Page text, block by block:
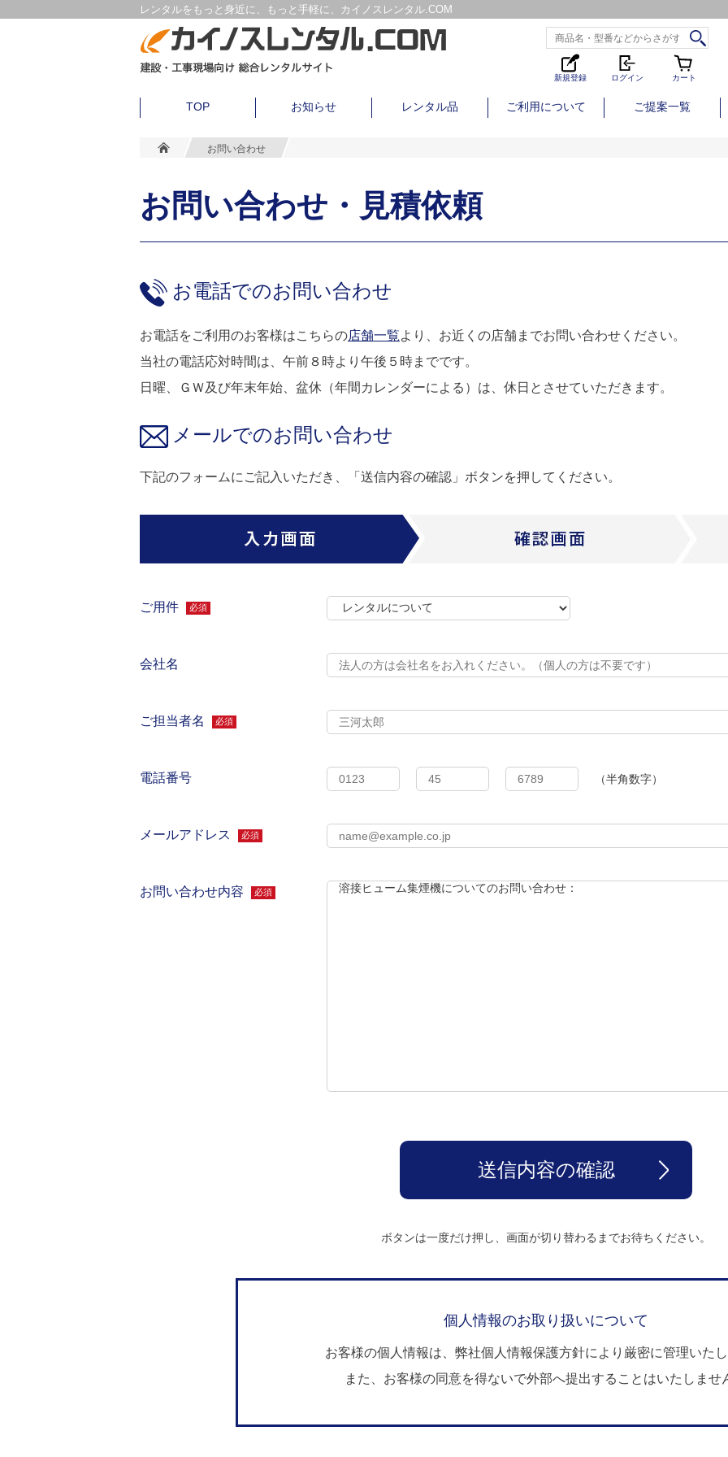
レンタルをもっと身近に、もっと手軽に、カイノスレンタル.COM
新規登録 ログイン カート
TOP お知らせ レンタル品 ご利用について ご提案一覧
お問い合わせ
お問い合わせ・見積依頼
お電話でのお問い合わせ
お電話をご利用のお客様はこちらの店舗一覧より、お近くの店舗までお問い合わせください。
当社の電話応対時間は、午前８時より午後５時までです。
日曜、ＧＷ及び年末年始、盆休（年間カレンダーによる）は、休日とさせていただきます。
メールでのお問い合わせ
下記のフォームにご記入いただき、「送信内容の確認」ボタンを押してください。
ご用件 必須
会社名
ご担当者名 必須
電話番号 （半角数字）
メールアドレス 必須
お問い合わせ内容 必須
ボタンは一度だけ押し、画面が切り替わるまでお待ちください。
個人情報のお取り扱いについて
お客様の個人情報は、弊社個人情報保護方針により 厳密に管理いた
また、お客様の同意を得ないで外部へ提出することはいたしませ